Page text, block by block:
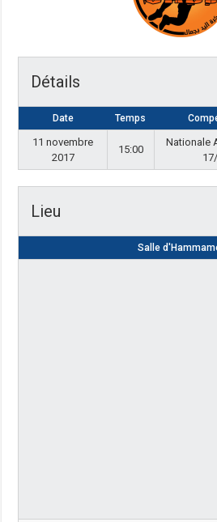
Détails
Date Temps
11 novembre
2017
15:00
Nationale
Lieu
Salle